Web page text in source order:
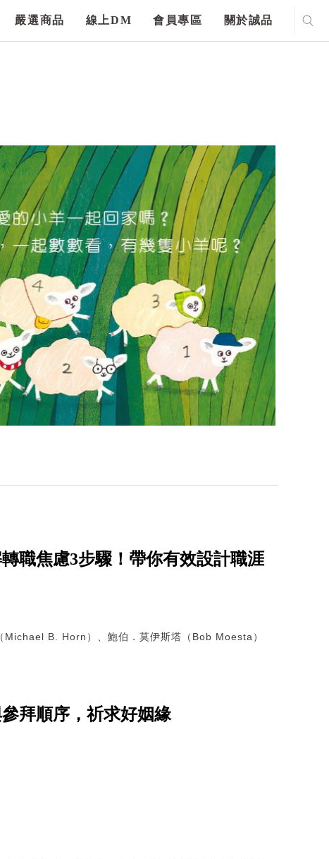
嚴選商品 線上DM 會員專區 關於誠品
職焦慮3步驟！帶你有效設計職涯
B. Horn）、鮑伯．莫伊斯塔（Bob Moesta）
拜順序，祈求好姻緣